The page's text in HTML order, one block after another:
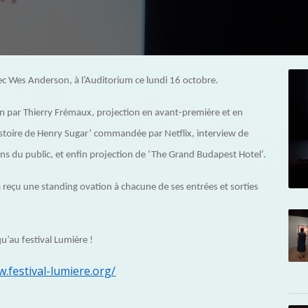
Wes Anderson, à l’Auditorium ce lundi 16 octobre.
par Thierry Frémaux, projection en avant-première et en
de Henry Sugar’ commandée par Netflix, interview de
du public, et enfin projection de ‘The Grand Budapest Hotel’.
une standing ovation à chacune de ses entrées et sorties
festival Lumière !
lumiere.org/